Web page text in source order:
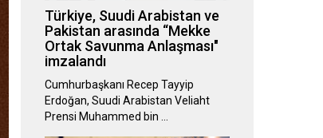
Türkiye, Suudi Arabistan ve
Pakistan arasında “Mekke
Ortak Savunma Anlaşması"
imzalandı
Cumhurbaşkanı Recep Tayyip
Erdoğan, Suudi Arabistan Veliaht
Prensi Muhammed bin …